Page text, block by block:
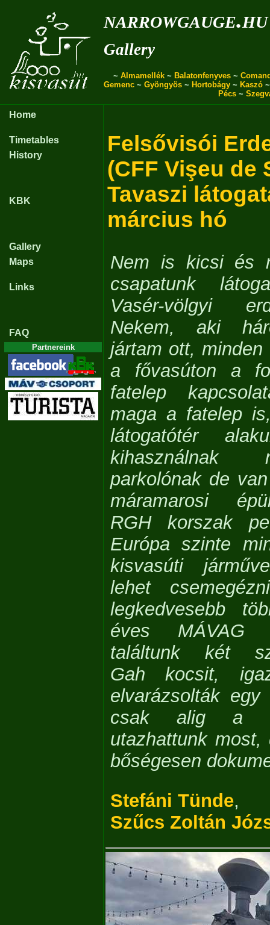
narrowgauge.hu
Gallery
~ Almamellék ~ Balatonfenyves ~
Gemenc ~ Gyöngyös ~ Hortobágy ~ Kaszó
Pécs ~
Home
Timetables
History
KBK
Gallery
Maps
Links
FAQ
Partnereink
Felsővisói
(CFF Vişeu de
Tavaszi
március hó
Nem is kicsi és
csapatunk
Vasér-völgyi
Nekem, aki
jártam ott,
a fővasúton a
fatelep
maga a fatelep
látogatótér
parkolónak de
máramarosi
RGH korszak
Európa szinte
kisvasúti
lehet
legkedvesebb
éves MÁVAG
találtunk két
Gah kocsit,
elvarázsolták
csak alig a
utazhattunk most,
bőségesen
Stefáni Tünde,
Szűcs Zoltán